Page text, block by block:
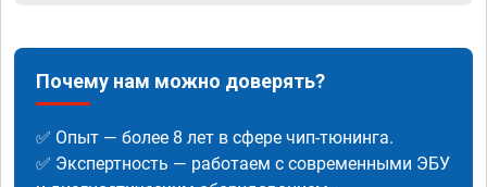
Почему нам можно доверять?
✅ Опыт — более 8 лет в сфере чип-тюнинга.
✅ Экспертность — работаем с современными ЭБУ